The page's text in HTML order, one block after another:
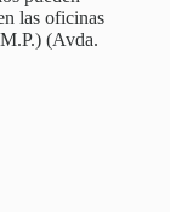
las oficinas
(Avda.